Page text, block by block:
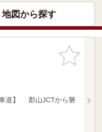
地図から探す
お気に入
りに追加
車道】 郡山JCTから磐